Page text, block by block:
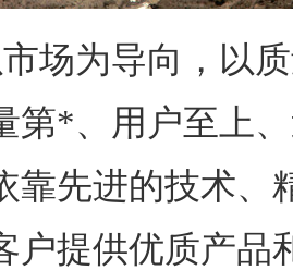
场为导向，以
第*、用户至上
靠先进的技术、
户提供优质产品